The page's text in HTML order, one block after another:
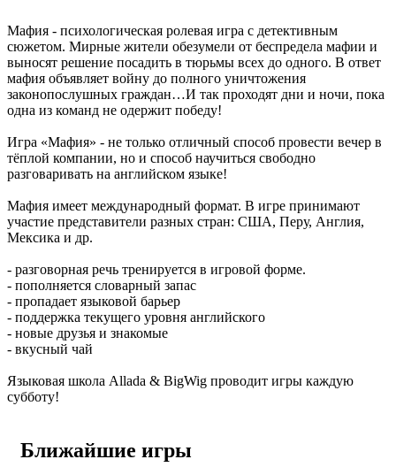
Мафия - психологическая ролевая игра с детективным
сюжетом. Мирные жители обезумели от беспредела мафии и
выносят решение посадить в тюрьмы всех до одного. В ответ
мафия объявляет войну до полного уничтожения
законопослушных граждан…И так проходят дни и ночи, пока
одна из команд не одержит победу!
Игра «Мафия» - не только отличный способ провести вечер в
тёплой компании, но и способ научиться свободно
разговаривать на английском языке!
Мафия имеет международный формат. В игре принимают
участие представители разных стран: США, Перу, Англия,
Мексика и др.
- разговорная речь тренируется в игровой форме.
- пополняется словарный запас
- пропадает языковой барьер
- поддержка текущего уровня английского
- новые друзья и знакомые
- вкусный чай
Языковая школа Allada & BigWig проводит игры каждую
субботу!
Ближайшие игры